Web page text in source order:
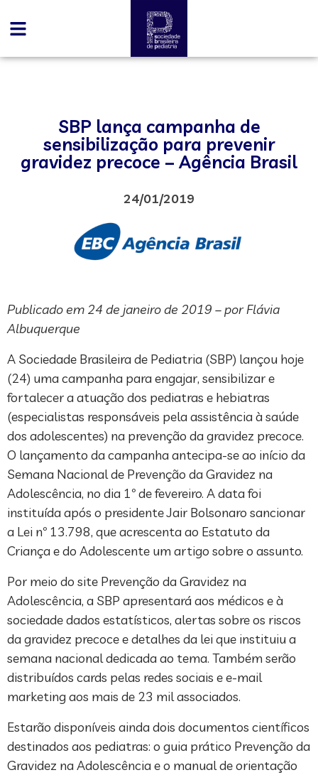
SBP lança campanha de
sensibilização para prevenir
gravidez precoce – Agência Brasil
24/01/2019
Publicado em 24 de janeiro de 2019 – por Flávia
Albuquerque
A Sociedade Brasileira de Pediatria (SBP) lançou hoje
(24) uma campanha para engajar, sensibilizar e
fortalecer a atuação dos pediatras e hebiatras
(especialistas responsáveis pela assistência à saúde
dos adolescentes) na prevenção da gravidez precoce.
O lançamento da campanha antecipa-se ao início da
Semana Nacional de Prevenção da Gravidez na
Adolescência, no dia 1º de fevereiro. A data foi
instituída após o presidente Jair Bolsonaro sancionar
a Lei nº 13.798, que acrescenta ao Estatuto da
Criança e do Adolescente um artigo sobre o assunto.
Por meio do site Prevenção da Gravidez na
Adolescência, a SBP apresentará aos médicos e à
sociedade dados estatísticos, alertas sobre os riscos
da gravidez precoce e detalhes da lei que instituiu a
semana nacional dedicada ao tema. Também serão
distribuídos cards pelas redes sociais e e-mail
marketing aos mais de 23 mil associados.
Estarão disponíveis ainda dois documentos científicos
destinados aos pediatras: o guia prático Prevenção da
Gravidez na Adolescência e o manual de orientação